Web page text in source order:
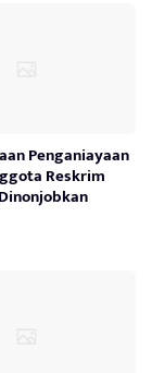
Penganiayaan
Reskrim